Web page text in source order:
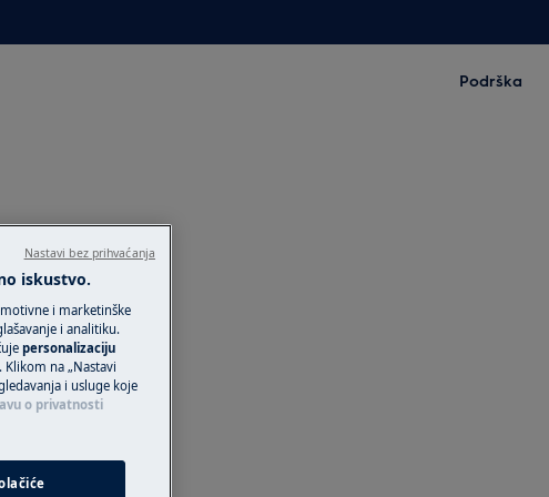
Podrška
iskustvo.
i marketinške
i analitiku.
personalizaciju
na „Nastavi
i usluge koje
o privatnosti
Nastavi bez prihvaćanja